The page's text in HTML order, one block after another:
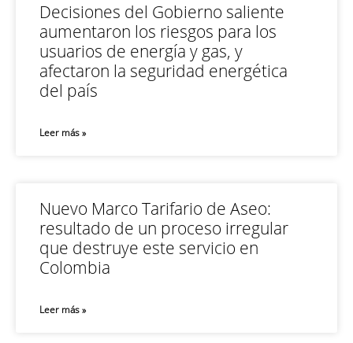
Decisiones del Gobierno saliente
aumentaron los riesgos para los
usuarios de energía y gas, y
afectaron la seguridad energética
del país
Leer más »
Nuevo Marco Tarifario de Aseo:
resultado de un proceso irregular
que destruye este servicio en
Colombia
Leer más »